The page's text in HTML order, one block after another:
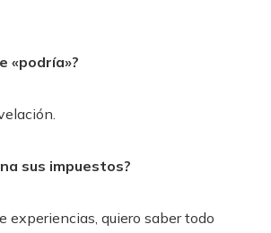
«podría»?
sus impuestos?
experiencias, quiero saber todo